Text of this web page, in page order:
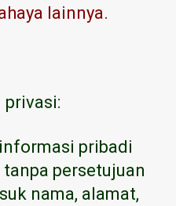
lainnya.
privasi:
pribadi
persetujuan
nama, alamat,